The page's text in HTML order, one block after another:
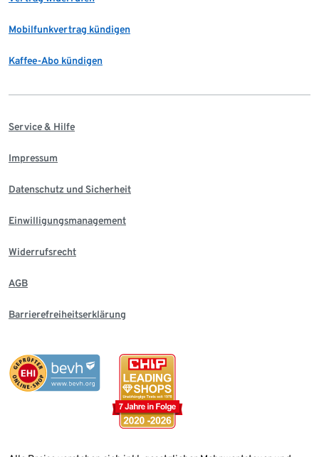
Mobilfunkvertrag kündigen
Kaffee-Abo kündigen
Service & Hilfe
Impressum
Datenschutz und Sicherheit
Einwilligungsmanagement
Widerrufsrecht
AGB
Barrierefreiheitserklärung